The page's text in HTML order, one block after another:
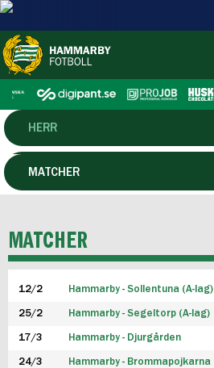
HERR
DAM
P19
F19
FUTSAL HERR
MATCHER
MATCHER
12/2 Hammarby - Sollentuna (A-lag)
25/2 Hammarby - Segeltorp (A-lag)
17/3 Hammarby - Djurgården
24/3 Hammarby - Brommapojkarna